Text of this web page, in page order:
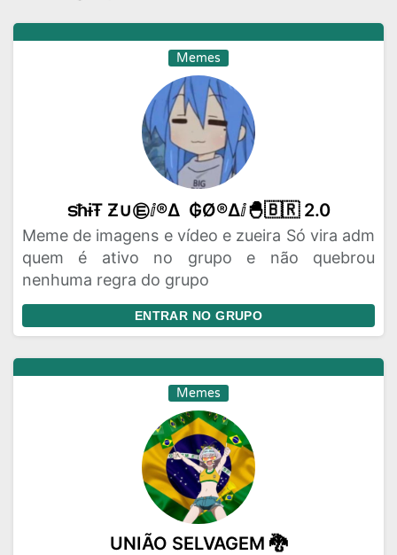
Memes
ടħɨŦ Ƶ∪㉫ⅈ®∆ ₲Ø®∆ⅈ🐣🇧🇷 2.0
Meme de imagens e vídeo e zueira Só vira adm
quem é ativo no grupo e não quebrou
nenhuma regra do grupo
ENTRAR NO GRUPO
Memes
UNIÃO SELVAGEM 🐉